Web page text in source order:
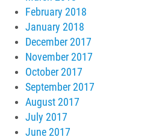
February 2018
January 2018
December 2017
November 2017
October 2017
September 2017
August 2017
July 2017
June 2017